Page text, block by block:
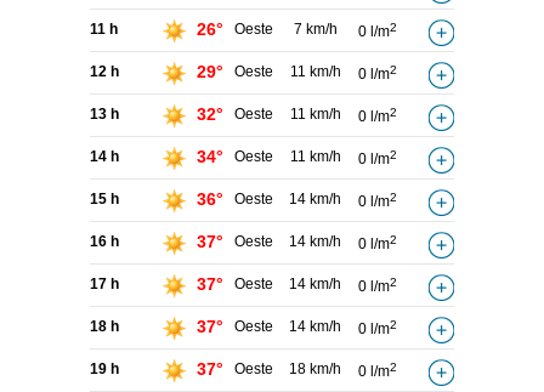
11 h 26° Oeste 7 km/h 0 l/m2
12 h 29° Oeste 11 km/h 0 l/m2
13 h 32° Oeste 11 km/h 0 l/m2
14 h 34° Oeste 11 km/h 0 l/m2
15 h 36° Oeste 14 km/h 0 l/m2
16 h 37° Oeste 14 km/h 0 l/m2
17 h 37° Oeste 14 km/h 0 l/m2
18 h 37° Oeste 14 km/h 0 l/m2
19 h 37° Oeste 18 km/h 0 l/m2